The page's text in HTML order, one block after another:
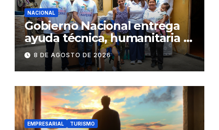
NACIONAL
Gobierno Nacional entrega
ayuda técnica, humanitaria y
Bono Joaquín Gallegos Lara a
familia en situación de
vulnerabilidad
8 DE AGOSTO DE 2026
EMPRESARIAL TURISMO